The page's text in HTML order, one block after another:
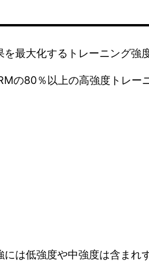
を最大化するトレーニング強
の80％以上の高強度トレー
には低強度や中強度は含まれ